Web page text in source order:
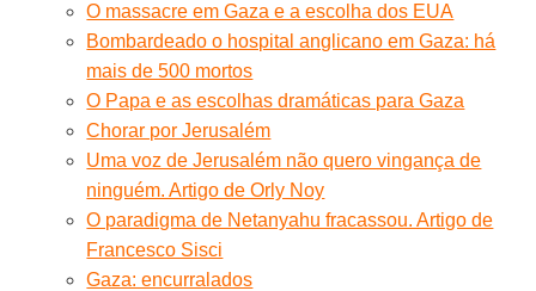
O massacre em Gaza e a escolha dos EUA
Bombardeado o hospital anglicano em Gaza: há
mais de 500 mortos
O Papa e as escolhas dramáticas para Gaza
Chorar por Jerusalém
Uma voz de Jerusalém não quero vingança de
ninguém. Artigo de Orly Noy
O paradigma de Netanyahu fracassou. Artigo de
Francesco Sisci
Gaza: encurralados